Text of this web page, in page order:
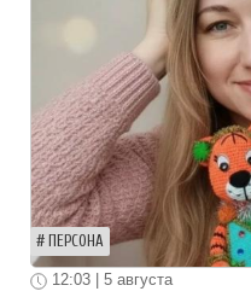
ПЕРСОНА
12:03 | 5 августа